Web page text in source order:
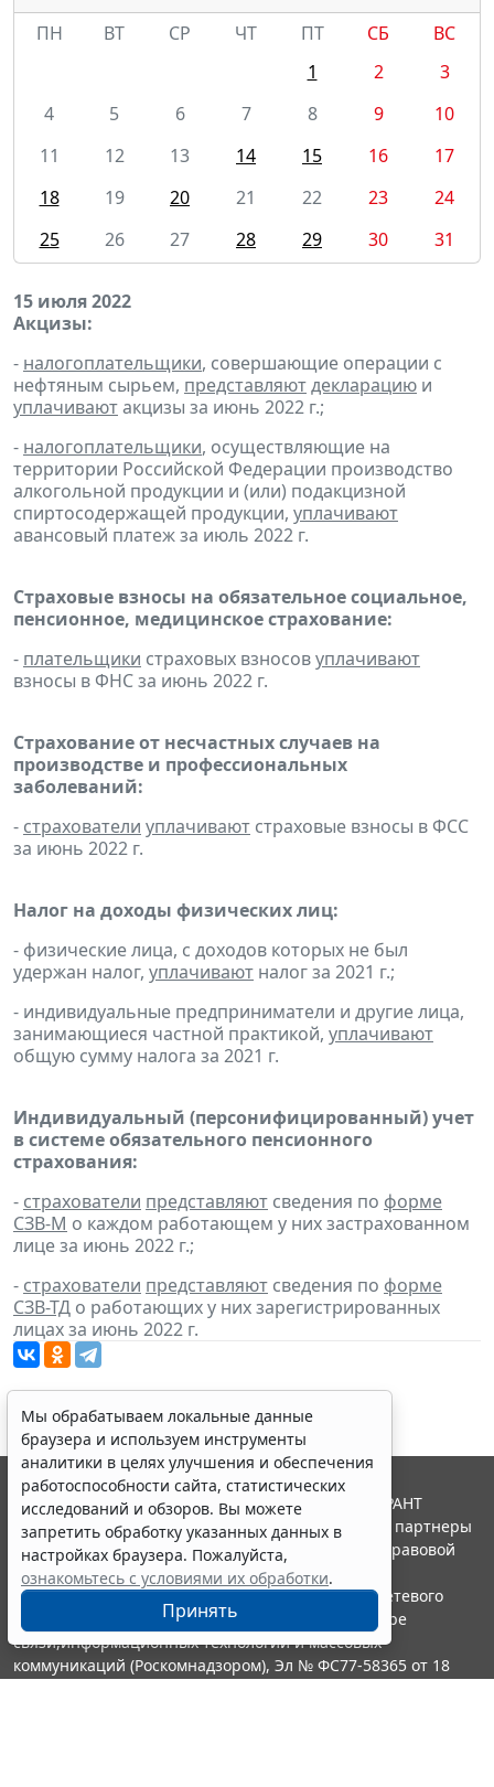
ПН
ВТ СР ЧТ ПТ СБ
ВС
1
2
3
4
5 6 7 8 9
10
11
12 13 14 15 16
17
18
19 20 21 22 23
24
25
26 27 28 29 30 31
15 июля 2022
Акцизы:
- налогоплательщики, совершающие операции с
нефтяным сырьем, представляютдекларацию и
уплачиваютакцизы за июнь 2022 г.;
- налогоплательщики, осуществляющие на
территории Российской Федерации производство
алкогольной продукции и (или) подакцизной
спиртосодержащей продукции, уплачивают
авансовый платеж за июль 2022 г.
Страховые взносы на обязательное социальное,
пенсионное, медицинское страхование:
- плательщики страховых взносовуплачивают
взносы в ФНС за июнь 2022 г.
Страхование от несчастных случаев на
производстве и профессиональных
заболеваний:
- страхователи уплачивают страховые взносы в ФСС
за июнь 2022 г.
Налог на доходы физических лиц:
- физические лица, с доходов которых не был
удержан налог, уплачивают налог за 2021 г.;
- индивидуальные предприниматели и другие лица,
занимающиеся частной практикой, уплачивают
общую сумму налога за 2021 г.
Индивидуальный (персонифицированный) учет
в системе обязательного пенсионного
страхования:
- страхователи представляют сведения по форме
СЗВ-М о каждом работающем у них застрахованном
лице за июнь 2022 г.;
- страхователи представляют сведения по форме
СЗВ-ТД о работающих у них зарегистрированных
лицах за июнь 2022 г.
Мы обрабатываем локальные данные
браузера и используем инструменты
аналитики в целях улучшения и обеспечения
работоспособности сайта, статистических
исследований и обзоров. Вы можете
запретить обработку указанных данных в
настройках браузера. Пожалуйста,
ознакомьтесь с условиями их обработки.
Принять
© ООО "НПП "ГАРАНТ-СЕРВИС", 2026. Система ГАРАНТ
выпускается с 1990 года. Компания "Гарант" и ее партнеры
являются участниками Российской ассоциации правовой
информации ГАРАНТ.
Портал ГАРАНТ.РУ зарегистрирован в качестве сетевого
издания Федеральной службой по надзору в сфере
связи,информационных технологий и массовых
коммуникаций (Роскомнадзором), Эл № ФС77-58365 от 18